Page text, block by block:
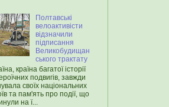
Полтавські
велоактивісти
відзначили
підписання
Великобудищан
ського трактату
країна багатої історії
подвигів, завжди
своїх національних
та пам'ять про події, що
на ї...